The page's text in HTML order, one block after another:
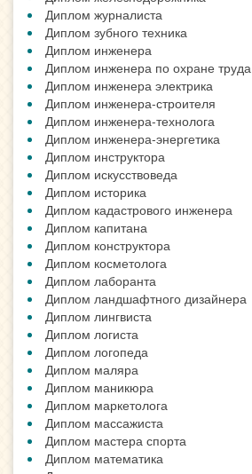
Диплом журналиста
Диплом зубного техника
Диплом инженера
Диплом инженера по охране труда
Диплом инженера электрика
Диплом инженера-строителя
Диплом инженера-технолога
Диплом инженера-энергетика
Диплом инструктора
Диплом искусствоведа
Диплом историка
Диплом кадастрового инженера
Диплом капитана
Диплом конструктора
Диплом косметолога
Диплом лаборанта
Диплом ландшафтного дизайнера
Диплом лингвиста
Диплом логиста
Диплом логопеда
Диплом маляра
Диплом маникюра
Диплом маркетолога
Диплом массажиста
Диплом мастера спорта
Диплом математика